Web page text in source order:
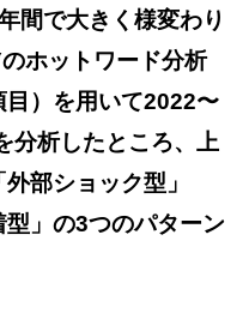
間で大きく様変わり
ホットワード分析
目）を用いて2022〜
分析したところ、上
部ショック型」
型」の3つのパターン